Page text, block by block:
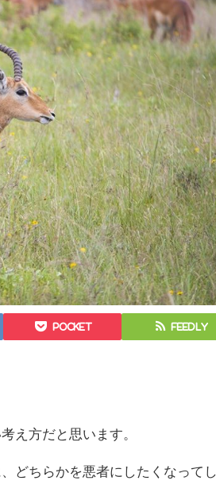
Pocket Feedly
え方だと思います。
どちらかを悪者にしたくなってし